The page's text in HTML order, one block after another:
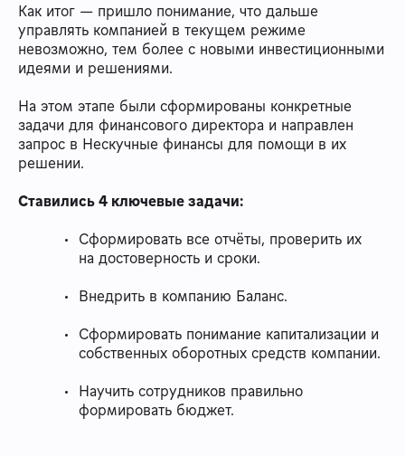
Как итог — пришло понимание, что дальше
управлять компанией в текущем режиме
невозможно, тем более с новыми инвестиционными
идеями и решениями.
На этом этапе были сформированы конкретные
задачи для финансового директора и направлен
запрос в Нескучные финансы для помощи в их
решении.
Ставились 4 ключевые задачи:
Сформировать все отчёты, проверить их
на достоверность и сроки.
Внедрить в компанию Баланс.
Сформировать понимание капитализации и
собственных оборотных средств компании.
Научить сотрудников правильно
формировать бюджет.